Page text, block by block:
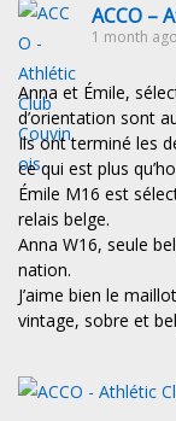
ACCO –
1 month ago
Anna et Émile,
d’orientation sont
Ils ont terminé les
ce qui est plus
Émile M16 est
relais belge.
Anna W16, seule
nation.
J’aime bien le
vintage, sobre et